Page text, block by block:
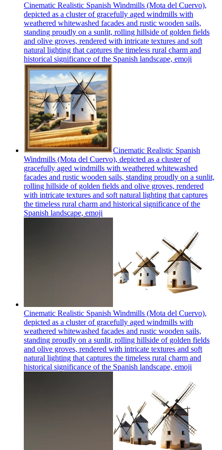
Cinematic Realistic Spanish Windmills (Mota del Cuervo),
depicted as a cluster of gracefully aged windmills with
weathered whitewashed facades and rustic wooden sails,
standing proudly on a sunlit, rolling hillside of golden fields
and olive groves, rendered with intricate textures and soft
natural lighting that captures the timeless rural charm and
historical significance of the Spanish landscape, emoji
​Cinematic Realistic Spanish
Windmills (Mota del Cuervo), depicted as a cluster of
gracefully aged windmills with weathered whitewashed
facades and rustic wooden sails, standing proudly on a sunlit,
rolling hillside of golden fields and olive groves, rendered
with intricate textures and soft natural lighting that captures
the timeless rural charm and historical significance of the
Spanish landscape, emoji
Cinematic Realistic Spanish Windmills (Mota del Cuervo),
depicted as a cluster of gracefully aged windmills with
weathered whitewashed facades and rustic wooden sails,
standing proudly on a sunlit, rolling hillside of golden fields
and olive groves, rendered with intricate textures and soft
natural lighting that captures the timeless rural charm and
historical significance of the Spanish landscape, emoji